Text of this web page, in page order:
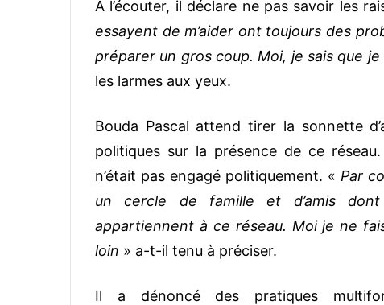
A l’écouter, il déclare ne pas savoir les
essayent de m’aider ont toujours des
préparer un gros coup. Moi, je sais que
les larmes aux yeux.
Bouda Pascal attend tirer la sonnette
politiques sur la présence de ce réseau.
n’était pas engagé politiquement. « Par
un cercle de famille et d’amis
appartiennent à ce réseau. Moi je ne
loin » a-t-il tenu à préciser.
Il a dénoncé des pratiques